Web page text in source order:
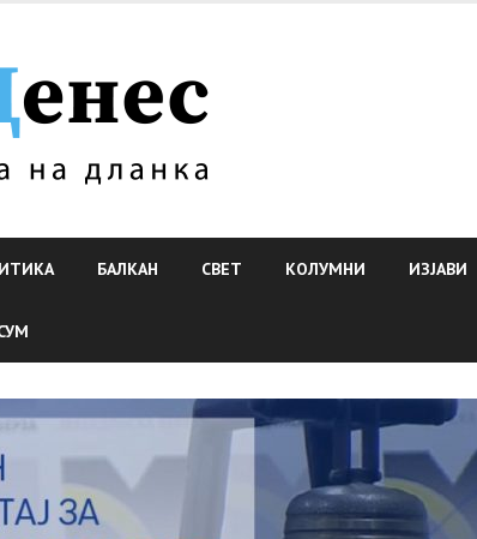
БАЛКАН СВЕТ КОЛУМНИ ИЗЈАВИ